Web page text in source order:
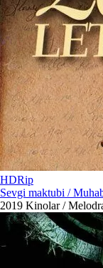
HDRip
Sevgi maktubi /
2019 Kinolar /